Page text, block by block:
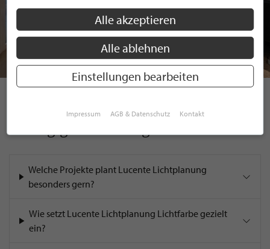
Lucente Lichtplanung
Welche Projekte plant Lucente Lichtplanung
besonders gern?
Wie setzt Lucente Lichtplanung Lichtfarbe gezielt
ein?
Alle akzeptieren
Alle ablehnen
Einstellungen bearbeiten
Impressum AGB & Datenschutz Kontakt